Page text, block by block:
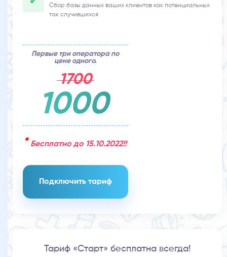
Сбор базы данных ваших клиентов как потенциальных
так случившихся
Первые три оператора по
цене одного.
1700
1000
* Бесплатно до 15.10.2022!!
Подключить тариф
Тариф «Старт» бесплатна всегда!